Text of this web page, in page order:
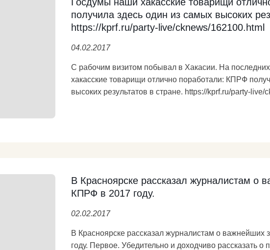
получила здесь один из самых высоких
https://kprf.ru/party-live/cknews/162100.html
04.02.2017
С рабочим визитом побывал в Хакасии. На
хакасские товарищи отлично поработали: КПРФ
высоких результатов в стране. https://kprf.ru/party-live/
В Красноярске рассказал журналистам о
КПРФ в 2017 году.
02.02.2017
В Красноярске рассказал журналистам о важнейших
году. Первое. Убедительно и доходчиво рассказать о